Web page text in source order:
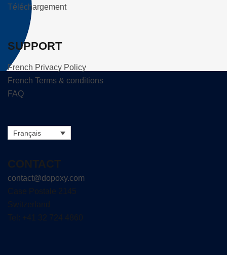
Téléchargement
SUPPORT
French Privacy Policy
French Terms & conditions
FAQ
Français
CONTACT
contact@dopoxy.com
Case Postale 2145
Switzerland
Tel: +41 32 724 4860